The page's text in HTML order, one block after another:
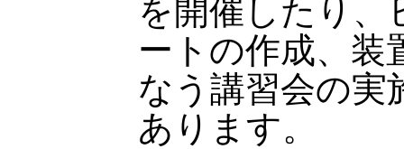
を開催したり
ートの作成、装
なう講習会の実
あります。